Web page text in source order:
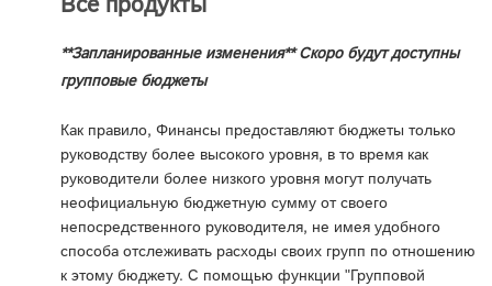
**Запланированные изменения** Скоро будут доступны
групповые бюджеты
Как правило, Финансы предоставляют бюджеты только
руководству более высокого уровня, в то время как
руководители более низкого уровня могут получать
неофициальную бюджетную сумму от своего
непосредственного руководителя, не имея удобного
способа отслеживать расходы своих групп по отношению
к этому бюджету. С помощью функции "Групповой